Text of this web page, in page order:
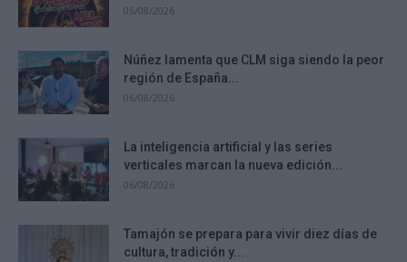
06/08/2026
Núñez lamenta que CLM siga siendo la peor
región de España...
06/08/2026
La inteligencia artificial y las series
verticales marcan la nueva edición...
06/08/2026
Tamajón se prepara para vivir diez días de
cultura, tradición y...